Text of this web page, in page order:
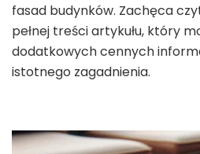
fasad budynków. Zachęca
pełnej treści artykułu, który
dodatkowych cennych
istotnego zagadnienia.